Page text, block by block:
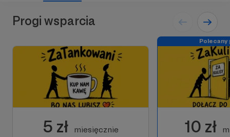
Progi wsparcia
5 zł miesięcznie
Polecany
10 zł